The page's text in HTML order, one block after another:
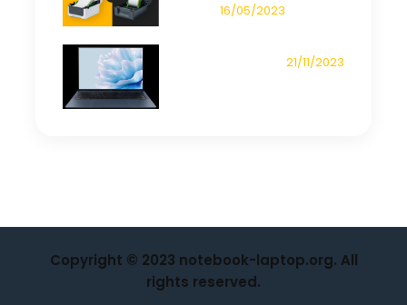
16/05/2023
21/11/2023
Copyright © 2023 notebook-laptop.org. All
rights reserved.